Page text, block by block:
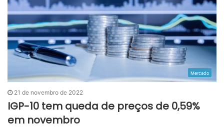
Mercado
21 de novembro de 2022
IGP-10 tem queda de preços de 0,59%
em novembro